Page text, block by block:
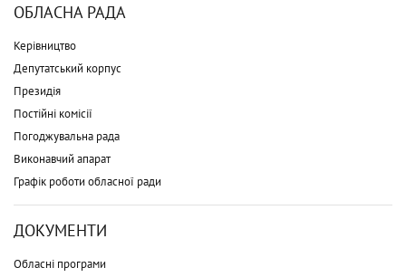
ОБЛАСНА РАДА
Керівництво
Депутатський корпус
Президія
Постійні комісії
Погоджувальна рада
Виконавчий апарат
Графік роботи обласної ради
ДОКУМЕНТИ
Обласні програми